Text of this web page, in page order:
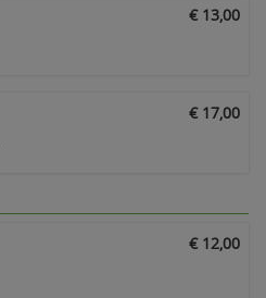
€ 13,00
€ 17,00
€ 12,00